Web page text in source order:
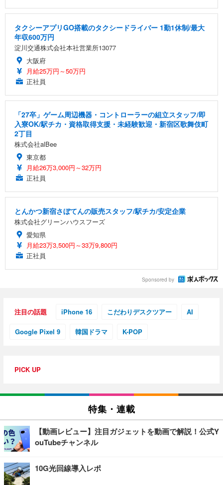
タクシーアプリGO搭載のタクシードライバー 1勤1休制/最大
年収600万円
淀川交通株式会社本社営業所13077
大阪府
月給25万円～50万円
正社員
「27卒」ゲーム周辺機器・コントローラーの組立スタッフ/即
入寮OK/駅チカ・資格取得支援・未経験歓迎・新宿区歌舞伎町
2丁目
株式会社alBee
東京都
月給26万3,000円～32万円
正社員
とんかつ新宿さぼてんの販売スタッフ/駅チカ/安定企業
株式会社グリーンハウスフーズ
愛知県
月給23万3,500円～33万9,800円
正社員
Sponsored by
注目の話題 iPhone 16 こだわりデスクツアー AI
Google Pixel 9 韓国ドラマ K-POP
PICK UP
特集・連載
【動画レビュー】注目ガジェットを動画で解説！公式Y
ouTubeチャンネル
10G光回線導入レポ